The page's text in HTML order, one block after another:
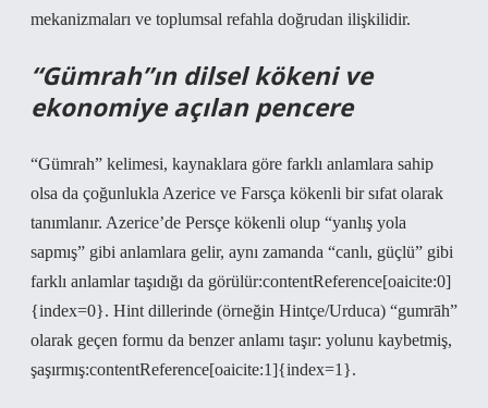
mekanizmaları ve toplumsal refahla doğrudan ilişkilidir.
“Gümrah”ın dilsel kökeni ve
ekonomiye açılan pencere
“Gümrah” kelimesi, kaynaklara göre farklı anlamlara sahip
olsa da çoğunlukla Azerice ve Farsça kökenli bir sıfat olarak
tanımlanır. Azerice’de Persçe kökenli olup “yanlış yola
sapmış” gibi anlamlara gelir, aynı zamanda “canlı, güçlü” gibi
farklı anlamlar taşıdığı da görülür:contentReference[oaicite:0]
{index=0}. Hint dillerinde (örneğin Hintçe/Urduca) “gumrāh”
olarak geçen formu da benzer anlamı taşır: yolunu kaybetmiş,
şaşırmış:contentReference[oaicite:1]{index=1}.